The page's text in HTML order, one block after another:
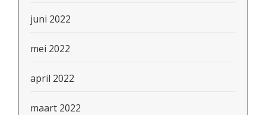
juni 2022
mei 2022
april 2022
maart 2022